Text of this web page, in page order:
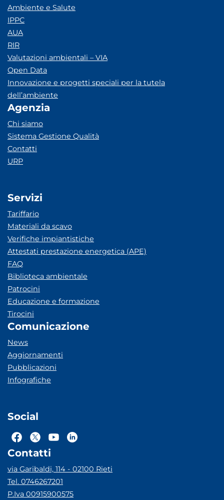
Ambiente e Salute
IPPC
AUA
RIR
Valutazioni ambientali – VIA
Open Data
Innovazione e progetti speciali per la tutela
dell’ambiente
Agenzia
Chi siamo
Sistema Gestione Qualità
Contatti
URP
Servizi
Tariffario
Materiali da scavo
Verifiche impiantistiche
Attestati prestazione energetica (APE)
FAQ
Biblioteca ambientale
Patrocini
Educazione e formazione
Tirocini
Comunicazione
News
Aggiornamenti
Pubblicazioni
Infografiche
Social
Contatti
via Garibaldi, 114 - 02100 Rieti
Tel. 0746267201
P.Iva 00915900575